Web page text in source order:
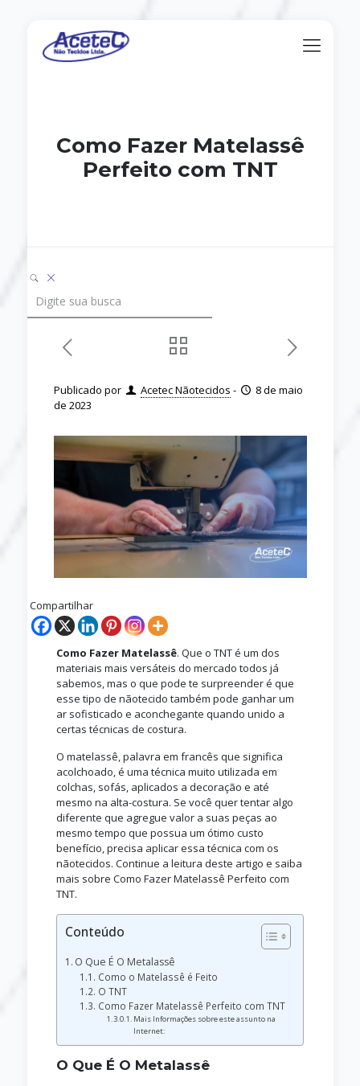
Como Fazer Matelassê
Perfeito com TNT
Publicado por Acetec Nãotecidos -
8 de maio
de 2023
Compartilhar
Como Fazer Matelassê. Que o TNT é um dos
materiais mais versáteis do mercado todos já
sabemos, mas o que pode te surpreender é que
esse tipo de nãotecido também pode ganhar um
ar sofisticado e aconchegante quando unido a
certas técnicas de costura.
O matelassê, palavra em francês que significa
acolchoado, é uma técnica muito utilizada em
colchas, sofás, aplicados a decoração e até
mesmo na alta-costura. Se você quer tentar algo
diferente que agregue valor a suas peças ao
mesmo tempo que possua um ótimo custo
benefício, precisa aplicar essa técnica com os
nãotecidos. Continue a leitura deste artigo e saiba
mais sobre Como Fazer Matelassê Perfeito com
TNT.
Conteúdo
O Que É O Metalassê
Como o Matelassê é Feito
O TNT
Como Fazer Matelassê Perfeito com TNT
Mais Informações sobre este assunto na
Internet:
O Que É O Metalassê